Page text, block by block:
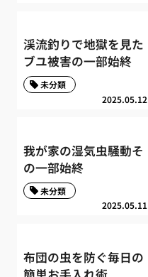
渓流釣りで地獄を見た
ブユ被害の一部始終
2025.05.12
未分類
我が家の湿気虫騒動そ
の一部始終
2025.05.11
未分類
布団の虫を防ぐ毎日の